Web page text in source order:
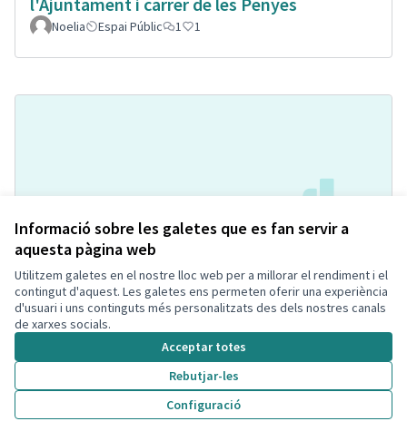
Informació sobre les galetes que es fan servir a
aquesta pàgina web
Utilitzem galetes en el nostre lloc web per a millorar el rendiment i el
contingut d'aquest. Les galetes ens permeten oferir una experiència
d'usuari i uns continguts més personalitzats des dels nostres canals
de xarxes socials.
Acceptar totes
Rebutjar-les
Configuració
Noelia Espai Públic 1 1
Espacio canino en el parque de la
Casa Vella de Segur
Manuel Rueda Espai Públic 0 0